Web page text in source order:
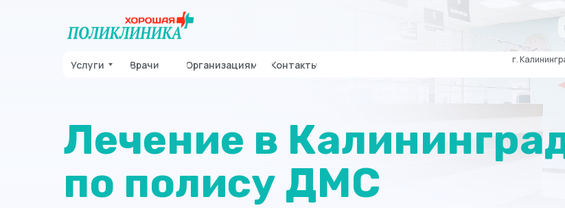
г.
Услуги Врачи Организациям Контакты
Лечение в
по полису ДМС